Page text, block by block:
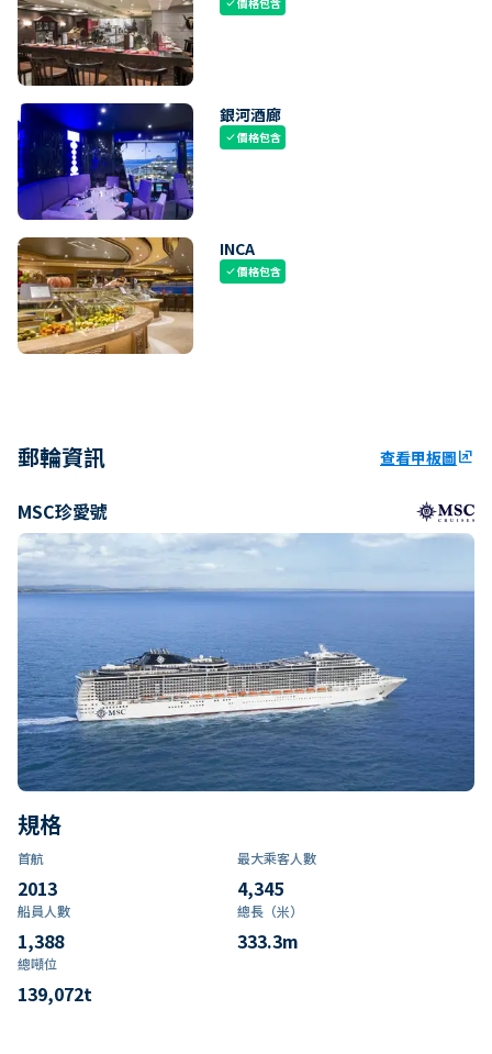
check
銀河酒廊
check價格包含
INCA
check價格包含
郵輪資訊 查看甲板圖ungroup
MSC珍愛號
規格
首航
2013
最大乘客人數
4,345
船員人數
1,388
總長（米）
333.3m
總噸位
139,072t